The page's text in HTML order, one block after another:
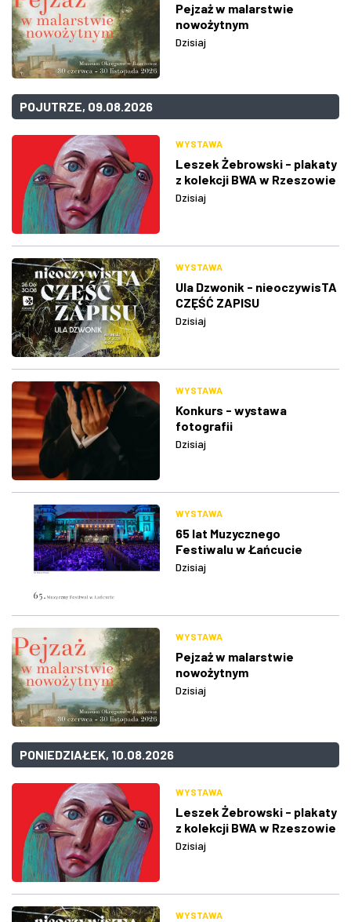
Pejzaż w malarstwie
nowożytnym
Dzisiaj
POJUTRZE, 09.08.2026
WYSTAWA
Leszek Żebrowski - plakaty
z kolekcji BWA w Rzeszowie
Dzisiaj
WYSTAWA
Ula Dzwonik - nieoczywisTA
CZĘŚĆ ZAPISU
Dzisiaj
WYSTAWA
Konkurs - wystawa
fotografii
Dzisiaj
WYSTAWA
65 lat Muzycznego
Festiwalu w Łańcucie
Dzisiaj
WYSTAWA
Pejzaż w malarstwie
nowożytnym
Dzisiaj
PONIEDZIAŁEK, 10.08.2026
WYSTAWA
Leszek Żebrowski - plakaty
z kolekcji BWA w Rzeszowie
Dzisiaj
WYSTAWA